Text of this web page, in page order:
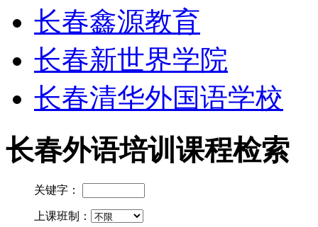
长春鑫源教育
长春新世界学院
长春清华外国语学校
长春外语培训课程检索
关键字：
上课班制：